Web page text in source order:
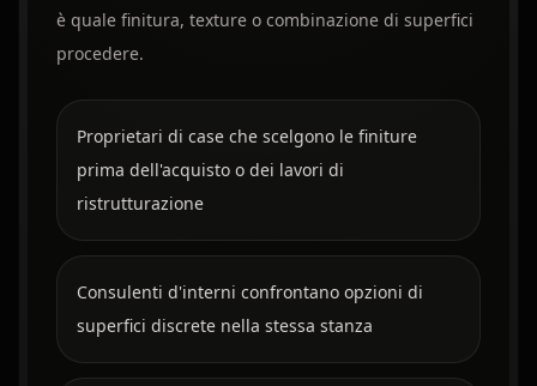
è quale finitura, texture o combinazione di superfici
procedere.
Proprietari di case che scelgono le finiture
prima dell'acquisto o dei lavori di
ristrutturazione
Consulenti d'interni confrontano opzioni di
superfici discrete nella stessa stanza